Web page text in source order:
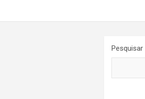
Pesquisar